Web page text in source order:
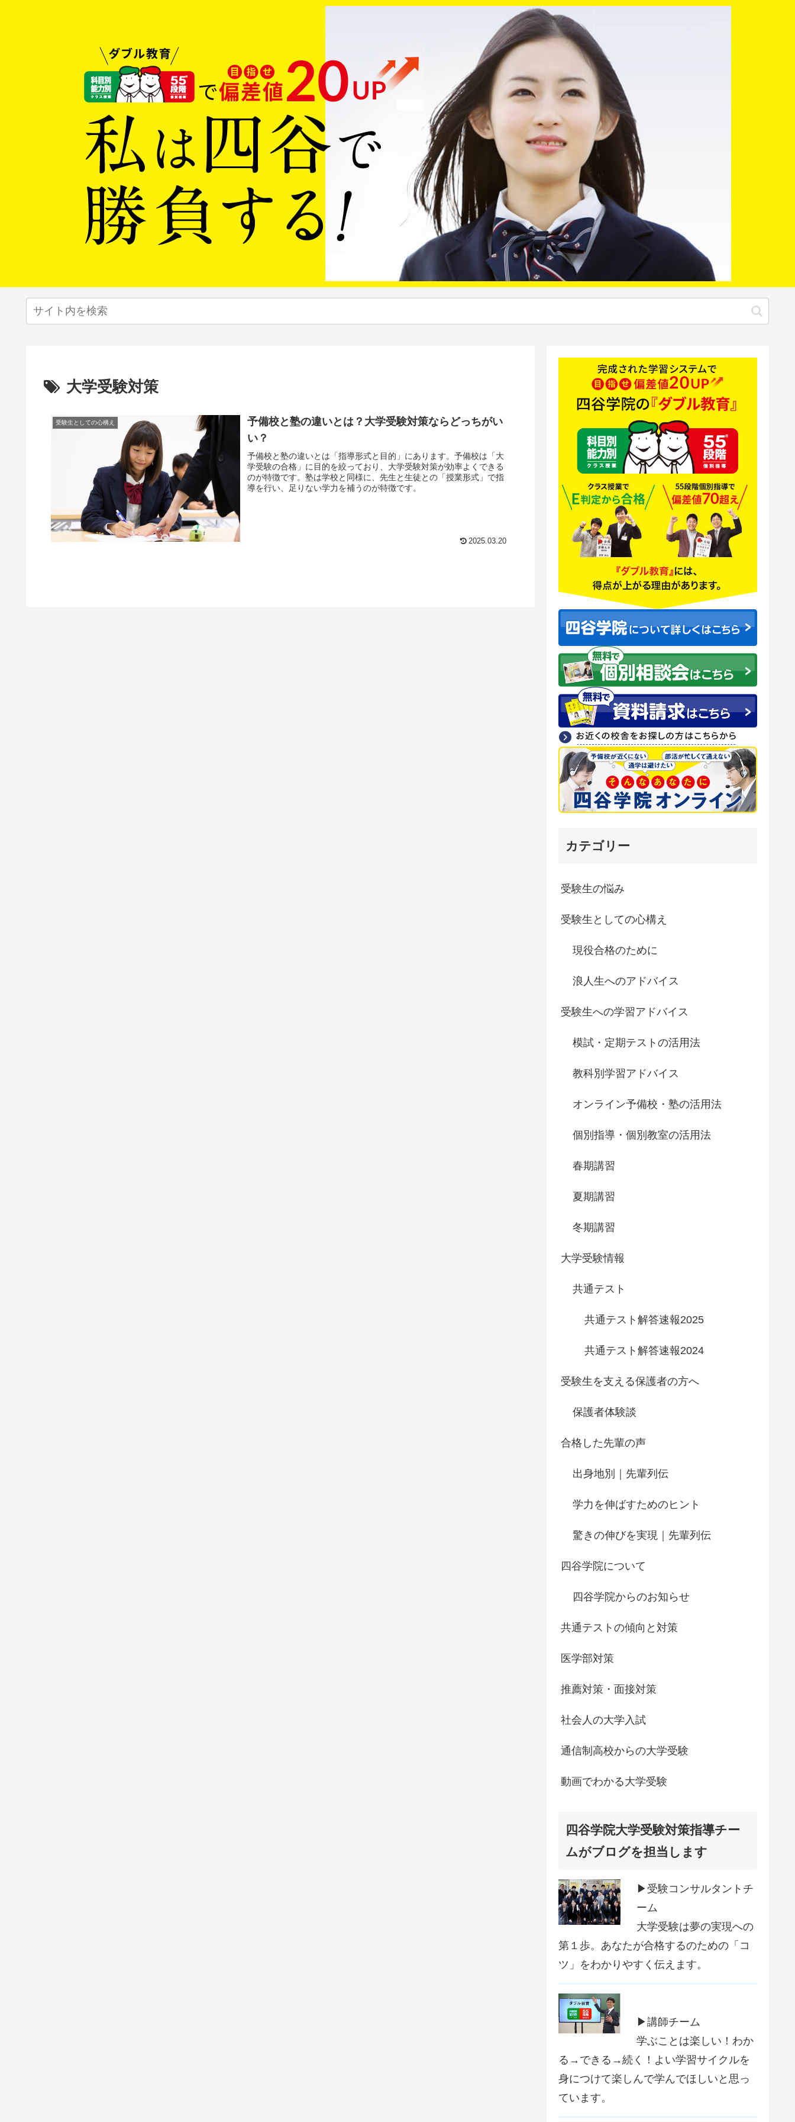
大学受験対策
受験生としての心構え
予備校と塾の違いとは？大学受験対策ならどっちがい
い？
予備校と塾の違いとは「指導形式と目的」にあります。予備校は「大
学受験の合格」に目的を絞っており、大学受験対策が効率よくできる
のが特徴です。塾は学校と同様に、先生と生徒との「授業形式」で指
導を行い、足りない学力を補うのが特徴です。
2025.03.20
カテゴリー
受験生の悩み
受験生としての心構え
現役合格のために
浪人生へのアドバイス
受験生への学習アドバイス
模試・定期テストの活用法
教科別学習アドバイス
オンライン予備校・塾の活用法
個別指導・個別教室の活用法
春期講習
夏期講習
冬期講習
大学受験情報
共通テスト
共通テスト解答速報2025
共通テスト解答速報2024
受験生を支える保護者の方へ
保護者体験談
合格した先輩の声
出身地別｜先輩列伝
学力を伸ばすためのヒント
驚きの伸びを実現｜先輩列伝
四谷学院について
四谷学院からのお知らせ
共通テストの傾向と対策
医学部対策
推薦対策・面接対策
社会人の大学入試
通信制高校からの大学受験
動画でわかる大学受験
四谷学院大学受験対策指導チー
ムがブログを担当します
▶受験コンサルタントチ
ーム
大学受験は夢の実現への
第１歩。あなたが合格するのための「コ
ツ」をわかりやすく伝えます。
▶講師チーム
学ぶことは楽しい！わか
る→できる→続く！よい学習サイクルを
身につけて楽しんで学んでほしいと思っ
ています。